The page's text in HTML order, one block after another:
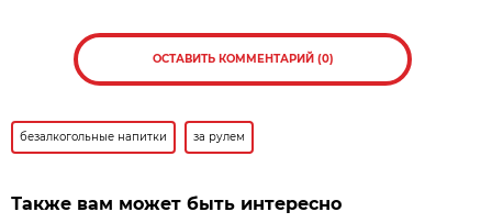
ОСТАВИТЬ КОММЕНТАРИЙ (0)
безалкогольные напитки за рулем
Также вам может быть интересно